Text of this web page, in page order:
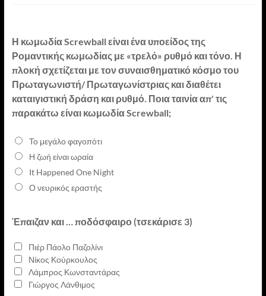
Η κωμωδία Screwball είναι ένα υποείδος της
Ρομαντικής κωμωδίας με «τρελό» ρυθμό και τόνο. Η
πλοκή σχετίζεται με τον συναισθηματικό κόσμο του
Πρωταγωνιστή/ Πρωταγωνίστριας και διαθέτει
καταιγιστική δράση και ρυθμό. Ποια ταινία απ' τις
παρακάτω είναι κωμωδία Screwball;
Το μεγάλο φαγοπότι
Η ζωή είναι ωραία
It Happened One Night
Ο νευρικός εραστής
Έπαιζαν και … ποδόσφαιρο (τσεκάρισε 3)
Πιέρ Πάολο Παζολίνι
Νίκος Κούρκουλος
Λάμπρος Κωνσταντάρας
Γιώργος Λάνθιμος